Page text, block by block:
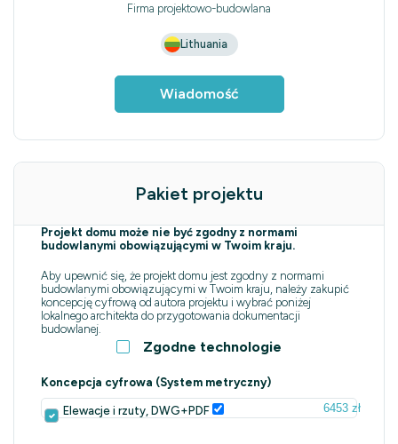
Firma projektowo-budowlana
Lithuania
Wiadomość
Pakiet projektu
Projekt domu może nie być zgodny z normami
budowlanymi obowiązującymi w Twoim kraju.
Aby upewnić się, że projekt domu jest zgodny z normami
budowlanymi obowiązującymi w Twoim kraju, należy zakupić
koncepcję cyfrową od autora projektu i wybrać poniżej
lokalnego architekta do przygotowania dokumentacji
budowlanej.
Zgodne technologie
Koncepcja cyfrowa (System metryczny)
Elewacje i rzuty, DWG+PDF 6453 zł